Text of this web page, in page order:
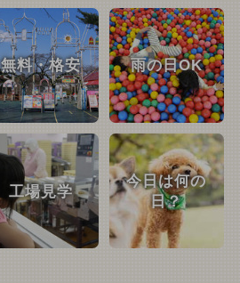
無料・格安 雨の日OK
工場見学
今日は何の
日？